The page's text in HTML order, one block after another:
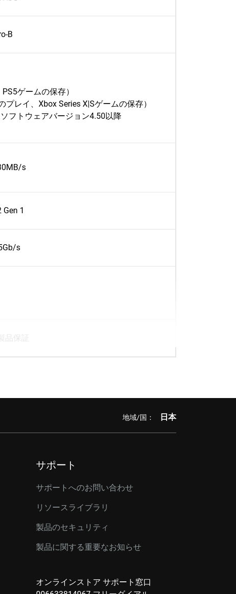
B
ゲームの保存）
レイ、Xbox Series X|Sゲームの保存）
フトウェアバージョン4.50以降
s
Gen 1
s
品保証
地域/国： 日本
サポート
サポートへのお問い合わせ
リソースライブラリ
製品のセキュリティ
製品に関する重要なお知らせ
オンラインストア サポート窓口